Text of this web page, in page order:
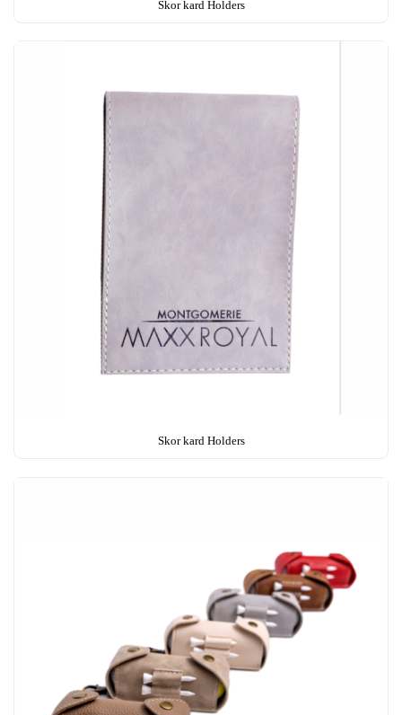
Skor kard Holders
Skor kard Holders